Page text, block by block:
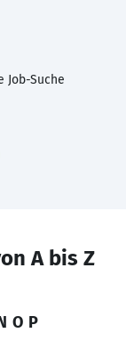
Job-Suche
A bis Z
O P